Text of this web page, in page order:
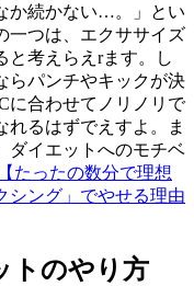
か続かない…。」とい
一つは、エクササイズ
と考えらえrます。し
らパンチやキックが決
に合わせてノリノリで
れるはずでえすよ。ま
ダイエットへのモチベ
たったの数分で理想
シング」でやせる理由
トのやり方